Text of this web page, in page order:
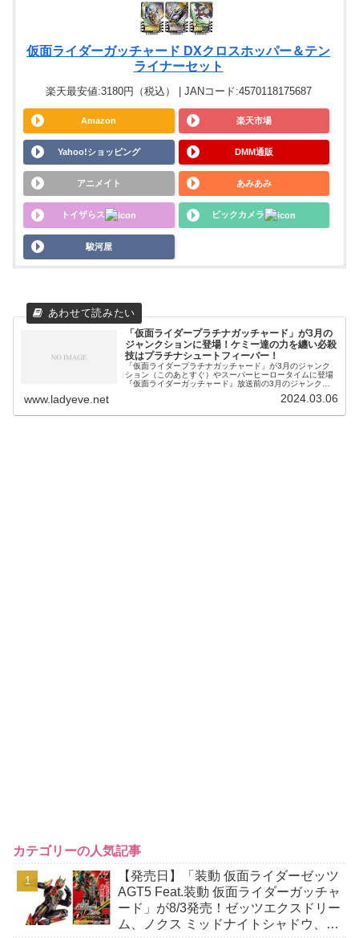
仮面ライダーガッチャード DXクロスホッパー＆テン
ライナーセット
楽天最安値:3180円（税込） | JANコード:4570118175687
Amazon 楽天市場
Yahoo!ショッピング DMM通販
アニメイト あみあみ
トイザらス ビックカメラ
駿河屋
「仮面ライダープラチナガッチャード」が3月の
ジャンクションに登場！ケミー達の力を纏い必殺
技はプラチナシュートフィーバー！
「仮面ライダープラチナガッチャード」が3月のジャンク
ション（このあとすぐ）やスーパーヒーロータイムに登場
『仮面ライダーガッチャード』放送前の3月のジャンクシ
www.ladyeve.net 2024.03.06
カテゴリーの人気記事
【発売日】「装動 仮面ライダーゼッツ
AGT5 Feat.装動 仮面ライダーガッチャ
ード」が8/3発売！ゼッツエクスドリー
ム、ノクス ミッドナイトシャドウ、ロ